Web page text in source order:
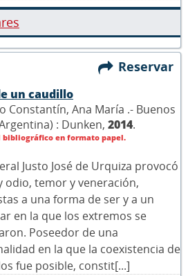
Reservar
un caudillo
Constantín, Ana María .- Buenos
: Dunken, 2014.
en formato papel.
Justo José de Urquiza provocó
odio, temor y veneración,
a una forma de ser y a un
en la que los extremos se
Poseedor de una
en la que la coexistencia de
fue posible, constit[...]